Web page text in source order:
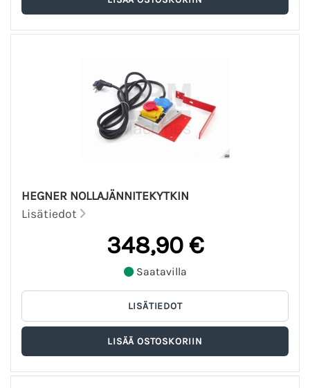
HEGNER NOLLAJÄNNITEKYTKIN
Lisätiedot
348,90 €
Saatavilla